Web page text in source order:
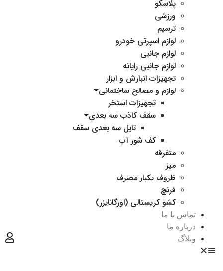
پلاسکو
ورزشی
ترسیم
لوازم اسپرتی خودرو
لوازم جانبی
لوازم جانبی رایانه
تجهیزات انبارش و ابزار
لوازم و مصالح ساختمانی
تجهیزات استخر
سقف کاذب سه بعدی
تایل سه بعدی سقف
کف شور آب
متفرقه
میز
ظروف یکبار مصرف
فرنچ
کشو کریستالی (اورگانایزر)
تماس با ما
درباره ما
وبلاگ